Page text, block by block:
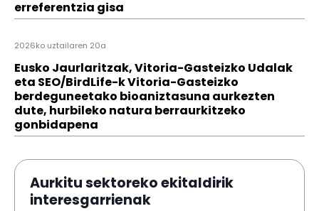
erreferentzia gisa
2026ko uztailaren 20a
Eusko Jaurlaritzak, Vitoria-Gasteizko Udalak
eta SEO/BirdLife-k Vitoria-Gasteizko
berdeguneetako bioaniztasuna aurkezten
dute, hurbileko natura berraurkitzeko
gonbidapena
Aurkitu sektoreko ekitaldirik
interesgarrienak